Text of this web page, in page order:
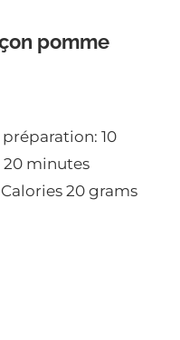
pomme
préparation: 10
20 minutes
20 grams